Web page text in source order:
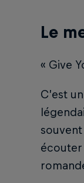
Le
« Give
C’est
écouter